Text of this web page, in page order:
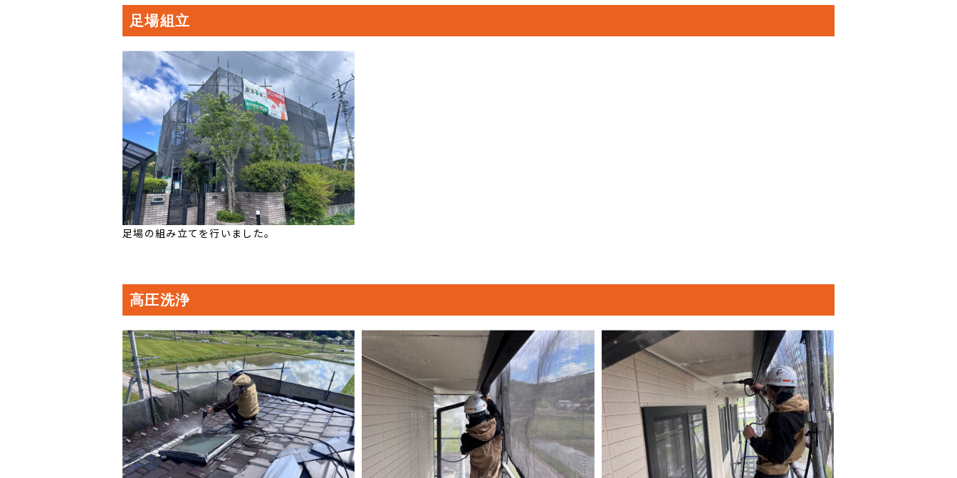
足場組立
足場の組み立てを行いました。
高圧洗浄